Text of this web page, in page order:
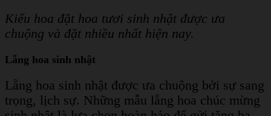
Kiểu hoa đặt hoa tươi sinh nhật được ưa
chuộng và đặt nhiều nhất hiện nay.
Lẵng hoa sinh nhật
Lẵng hoa sinh nhật được ưa chuộng bởi sự sang
trọng, lịch sự. Những mẫu lẵng hoa chúc mừng